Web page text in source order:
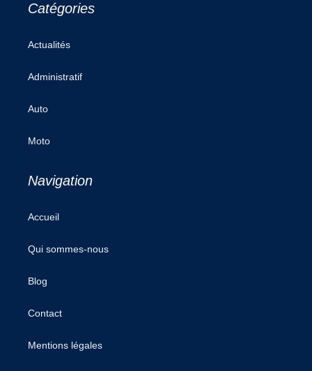
Catégories
Actualités
Administratif
Auto
Moto
Navigation
Accueil
Qui sommes-nous
Blog
Contact
Mentions légales